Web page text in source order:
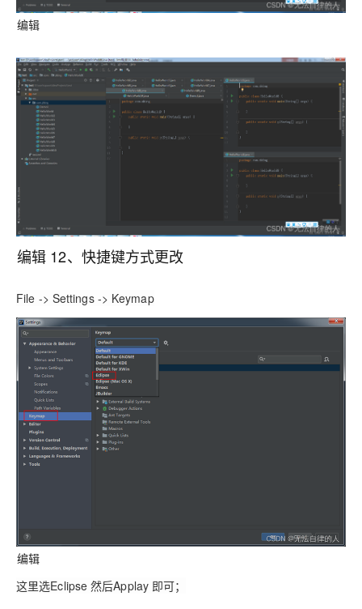
编辑
编辑 12、快捷键方式更改
File -> Settings -> Keymap
编辑
这里选Eclipse 然后Applay 即可；